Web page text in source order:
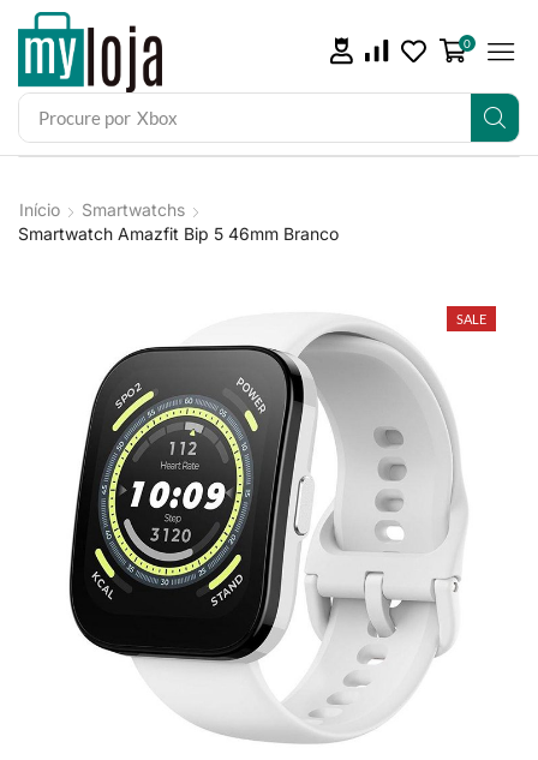
Procure por iPad
0
Início
Smartwatchs
Smartwatch Amazfit Bip 5 46mm Branco
SALE